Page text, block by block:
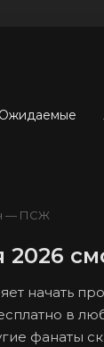
Ожидаемые
— ПСЖ
начать
в
фанаты